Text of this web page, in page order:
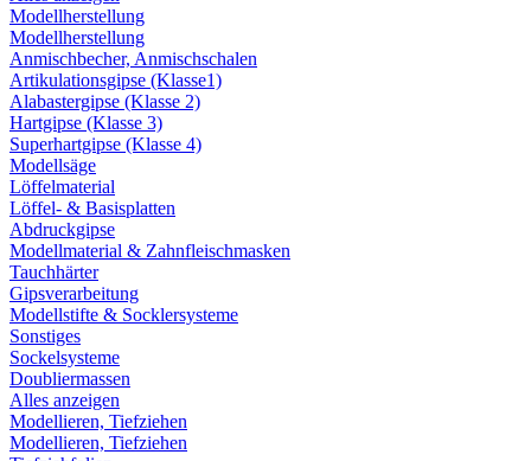
Modellherstellung
Modellherstellung
Anmischbecher, Anmischschalen
Artikulationsgipse (Klasse1)
Alabastergipse (Klasse 2)
Hartgipse (Klasse 3)
Superhartgipse (Klasse 4)
Modellsäge
Löffelmaterial
Löffel- & Basisplatten
Abdruckgipse
Modellmaterial & Zahnfleischmasken
Tauchhärter
Gipsverarbeitung
Modellstifte & Socklersysteme
Sonstiges
Sockelsysteme
Doubliermassen
Alles anzeigen
Modellieren, Tiefziehen
Modellieren, Tiefziehen